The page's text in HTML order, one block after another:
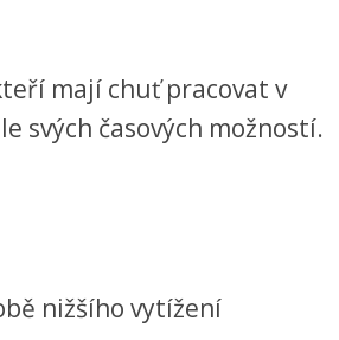
mají chuť pracovat v
svých časových možností.
nižšího vytížení